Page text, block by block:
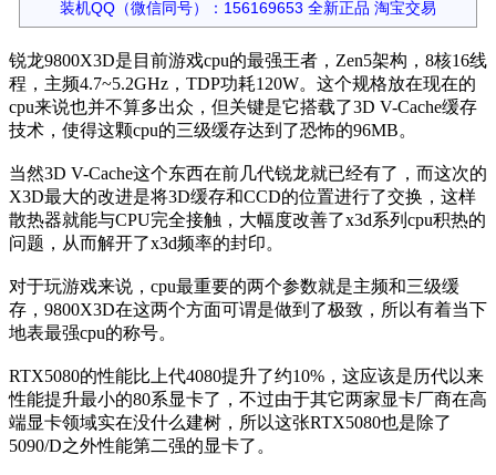
装机QQ（微信同号）：156169653 全新正品 淘宝交易
锐龙9800X3D是目前游戏cpu的最强王者，Zen5架构，8核16线
程，主频4.7~5.2GHz，TDP功耗120W。这个规格放在现在的
cpu来说也并不算多出众，但关键是它搭载了3D V-Cache缓存
技术，使得这颗cpu的三级缓存达到了恐怖的96MB。
当然3D V-Cache这个东西在前几代锐龙就已经有了，而这次的
X3D最大的改进是将3D缓存和CCD的位置进行了交换，这样
散热器就能与CPU完全接触，大幅度改善了x3d系列cpu积热的
问题，从而解开了x3d频率的封印。
对于玩游戏来说，cpu最重要的两个参数就是主频和三级缓
存，9800X3D在这两个方面可谓是做到了极致，所以有着当下
地表最强cpu的称号。
RTX5080的性能比上代4080提升了约10%，这应该是历代以来
性能提升最小的80系显卡了，不过由于其它两家显卡厂商在高
端显卡领域实在没什么建树，所以这张RTX5080也是除了
5090/D之外性能第二强的显卡了。